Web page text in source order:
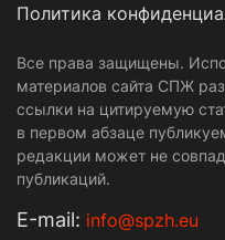
Политика
Все права защищены.
материалов сайта СПЖ
ссылки на цитируемую
в первом абзаце
редакции может не
публикаций.
Е-mail: info@spzh.eu